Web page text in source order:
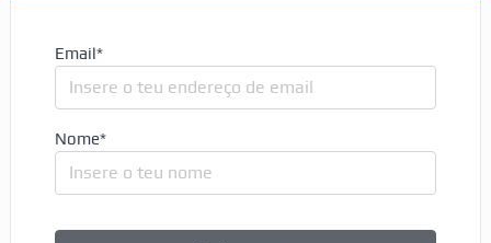
Email*
Nome*